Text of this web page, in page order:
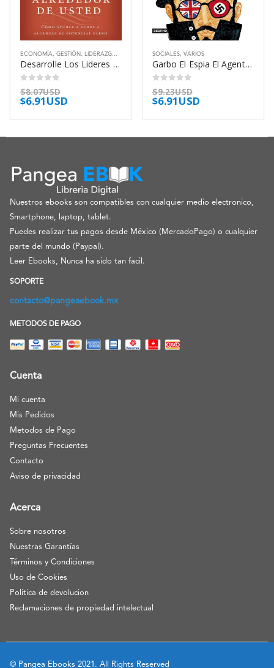
ECONOMÍA, GESTIÓN , LIDERAZGO
Desarrolle Los Lideres Que Estan Alrededor – Maxwell John C
0out of 5
$8.07USD
$6.91USD
SOCIALES, VARIOS
Garbo El Espia El Agente Doble – Talty Stephan
0out of 5
$9.23USD
$6.91USD
Nuestros ebooks son compatibles con cualquier medio electronico,
Smartphone, laptop, tablet.
Puedes realizar tus pagos desde México (MercadoPago) o cualquier
parte del mundo (Paypal).
Leer Ebooks, Nunca ha sido tan facil.
SOPORTE
contacto@pangeaebook.mx
METODOS DE PAGO
Cuenta
Mi cuenta
Mis Pedidos
Metodos de Pago
Preguntas Frecuentes
Contacto
Aviso de privacidad
Acerca
Sobre nosotros
Nuestras Garantías
Términos y Condiciones
Uso de Cookies
Politica de devolucion
Reclamaciones de propiedad intelectual
© Pangea Ebooks 2021. All Rights Reserved